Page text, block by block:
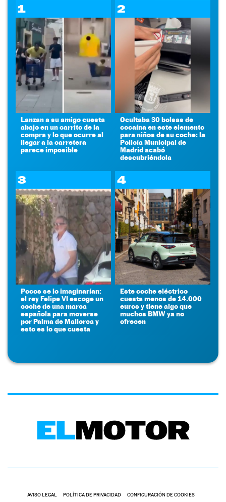
1
Lanzan a su amigo cuesta
abajo en un carrito de la
compra y lo que ocurre al
llegar a la carretera
parece imposible
2
Ocultaba 30 bolsas de
cocaína en este elemento
para niños de su coche: la
Policía Municipal de
Madrid acabó
descubriéndola
3
Pocos se lo imaginarían:
el rey Felipe VI escoge un
coche de una marca
española para moverse
por Palma de Mallorca y
esto es lo que cuesta
4
Este coche eléctrico
cuesta menos de 14.000
euros y tiene algo que
muchos BMW ya no
ofrecen
AVISO LEGAL POLÍTICA DE PRIVACIDAD CONFIGURACIÓN DE COOKIES